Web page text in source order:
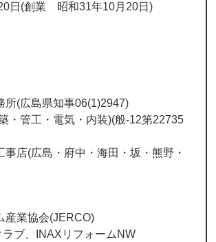
日(創業 昭和31年10月20日)
所(広島県知事06(1)2947)
・管工・電気・内装)(般-12第22735
事店(広島・府中・海田・坂・熊野・
産業協会(JERCO)
ブ、INAXリフォームNW